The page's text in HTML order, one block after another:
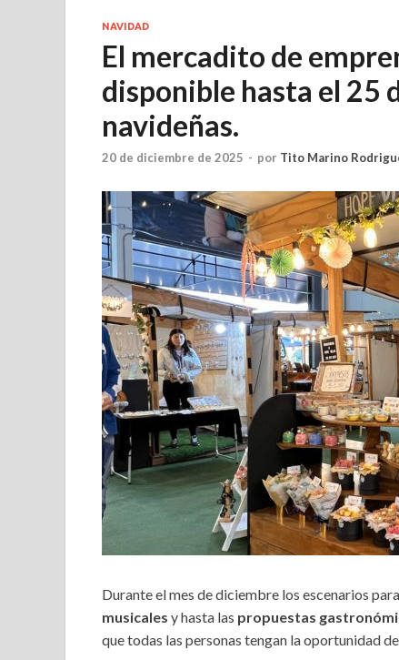
NAVIDAD
El mercadito de
disponible hasta el 25
navideñas.
20 de diciembre de 2025 - por Tito Marino
Durante el mes de diciembre los escenarios
musicales y hasta las propuestas
que todas las personas tengan la oportunidad